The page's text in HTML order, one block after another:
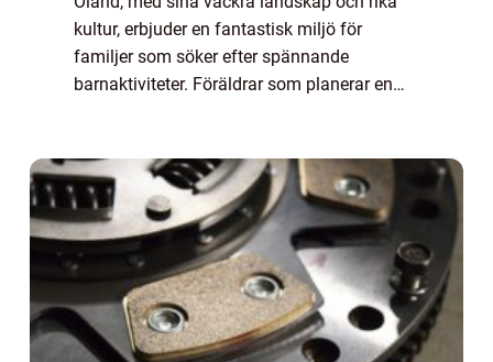
kultur, erbjuder en fantastisk miljö för
familjer som söker efter spännande
barnaktiviteter. Föräldrar som planerar en